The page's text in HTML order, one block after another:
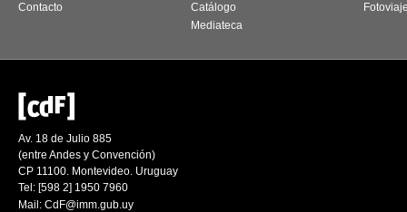
Contacto
Catálogo
Mediateca
Av. 18 de Julio 885
(entre Andes y Convención)
CP 11100. Montevideo. Uruguay
Tel: [598 2] 1950 7960
Mail: CdF@imm.gub.uy